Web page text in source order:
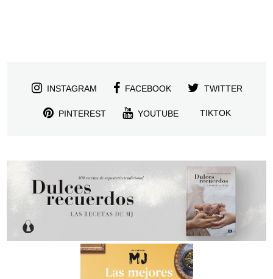
INSTAGRAM FACEBOOK TWITTER
PINTEREST YOUTUBE TIKTOK